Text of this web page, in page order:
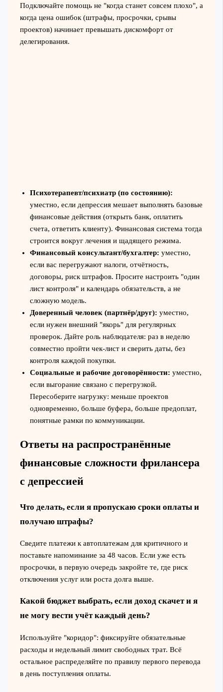
Подключайте помощь не "когда станет совсем плохо", а
когда цена ошибок (штрафы, просрочки, срывы
проектов) начинает превышать дискомфорт от
делегирования.
Психотерапевт/психиатр (по состоянию):
уместно, если депрессия мешает выполнять базовые
финансовые действия (открыть банк, оплатить
счета, ответить клиенту). Финансовая система тогда
строится вокруг лечения и щадящего режима.
Финансовый консультант/бухгалтер: уместно,
если вас перегружают налоги, отчётность,
договоры, риск штрафов. Просите настроить "один
лист контроля" и календарь обязательств, а не
сложную модель.
Доверенный человек (партнёр/друг): уместно,
если нужен внешний "якорь" для регулярных
проверок. Дайте роль наблюдателя: раз в неделю
совместно пройти чек‑лист и сверить даты, без
контроля каждой покупки.
Социальные и рабочие договорённости: уместно,
если выгорание связано с перегрузкой.
Пересоберите нагрузку: меньше проектов
одновременно, больше буфера, больше предоплат,
понятные рамки по коммуникации.
Ответы на распространённые
финансовые сложности фрилансера
с депрессией
Что делать, если я пропускаю сроки оплаты и
получаю штрафы?
Сведите платежи к автоплатежам для критичного и
поставьте напоминание за 48 часов. Если уже есть
просрочки, в первую очередь закройте те, где риск
отключения услуг или роста долга выше.
Какой бюджет выбрать, если доход скачет и я
не могу вести учёт каждый день?
Используйте "коридор": фиксируйте обязательные
расходы и недельный лимит свободных трат. Всё
остальное распределяйте по правилу первого перевода
в день поступления оплаты.